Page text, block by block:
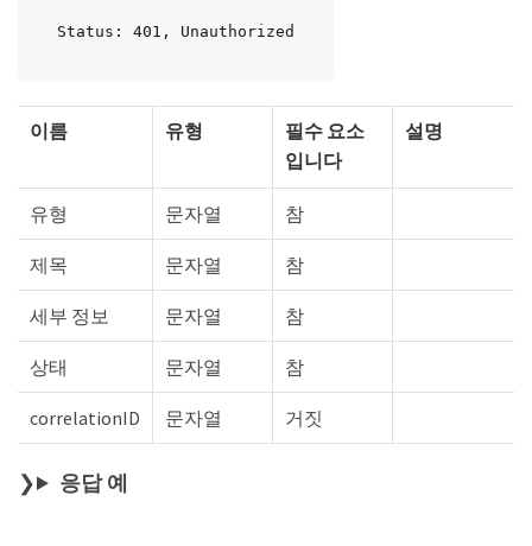
Status: 401, Unauthorized
이름 유형
필수 요소
입니다
설명
유형 문자열 참
제목 문자열 참
세부 정보 문자열 참
상태 문자열 참
correlationID 문자열 거짓
응답 예